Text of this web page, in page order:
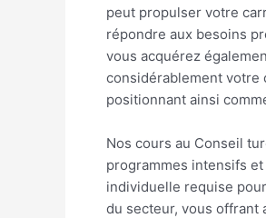
peut propulser votre
répondre aux besoins
vous acquérez
considérablement votre
positionnant ainsi
Nos cours au Conseil
programmes intensifs
individuelle requise
du secteur, vous offrant